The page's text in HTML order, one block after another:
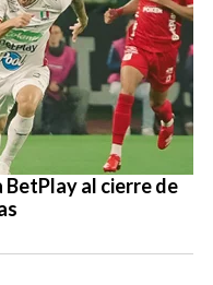
BetPlay al cierre de